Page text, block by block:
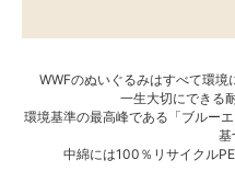
WWFのぬいぐるみはすべて環境
一生大切にできる
環境基準の最高峰である「ブルー
基
中綿には100％リサイクル